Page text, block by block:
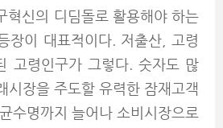
혁신의 디딤돌로 활용해야 하는
장이 대표적이다. 저출산, 고령
고령인구가 그렇다. 숫자도 많
시장을 주도할 유력한 잠재고객
수명까지 늘어나 소비시장으로